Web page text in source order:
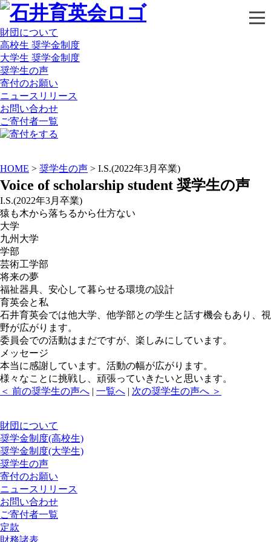
財団について
高校生 奨学金制度
大学生 奨学金制度
奨学生の声
寄付のお願い
ニュースリリース
お問い合わせ
ご寄付者一覧
HOME > 奨学生の声 > I.S.(2022年3月卒業)
Voice of scholarship student 奨学生の声
I.S.(2022年3月卒業)
猿も木から落ちるから仕方ない
大学
九州大学
学部
芸術工学部
将来の夢
福祉器具、安心して暮らせる環境の設計
育英会と私
石井育英会では他大学、他学部との学生と話す機会もあり、視
野が広がります。
委員会での活動はまだですが、楽しみにしています。
メッセージ
本当に感謝しています。活動の幅が広がります。
様々なことに挑戦し、頑張っていきたいと思います。
＜ 前の奨学生の声へ | 一覧へ | 次の奨学生の声へ ＞
財団について
奨学金制度(高校生)
奨学金制度(大学生)
奨学生の声
寄付のお願い
ニュースリリース
お問い合わせ
ご寄付者一覧
定款
財務諸表